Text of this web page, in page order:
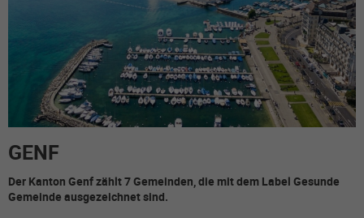
GENF
Der Kanton Genf zählt 7 Gemeinden, die mit dem Label Gesunde
Gemeinde ausgezeichnet sind.